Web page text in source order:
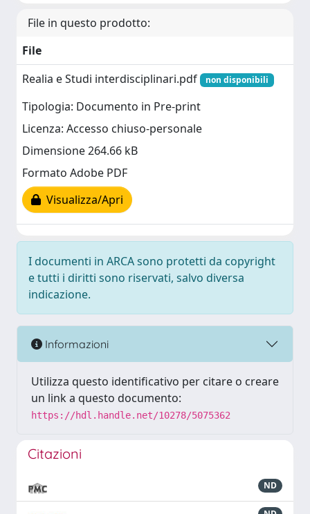
File in questo prodotto:
File
Realia e Studi interdisciplinari.pdf
non disponibili
Tipologia: Documento in Pre-print
Licenza: Accesso chiuso-personale
Dimensione 264.66 kB
Formato Adobe PDF
Visualizza/Apri
I documenti in ARCA sono protetti da copyright
e tutti i diritti sono riservati, salvo diversa
indicazione.
Informazioni
Utilizza questo identificativo per citare o creare
un link a questo documento:
https://hdl.handle.net/10278/5075362
Citazioni
ND